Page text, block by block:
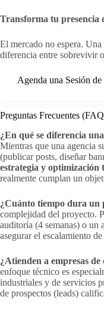
Transforma tu presencia
El mercado no espera. Una
diferencia entre sobrevivir
Agenda una Sesión
Preguntas Frecuentes
¿En qué se diferencia
Mientras que una agencia
(publicar posts, diseñar
estrategia y optimización
realmente cumplan un
¿Cuánto tiempo dura un
complejidad del proyecto.
auditoría (4 semanas) o un
asegurar el escalamiento
¿Atienden a empresas
enfoque técnico es
industriales y de servicios
de prospectos (leads)